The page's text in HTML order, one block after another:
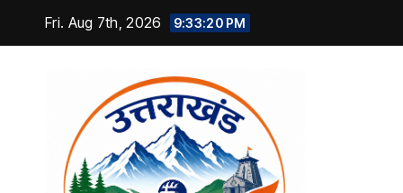
Fri. Aug 7th, 2026 9:33:21 PM